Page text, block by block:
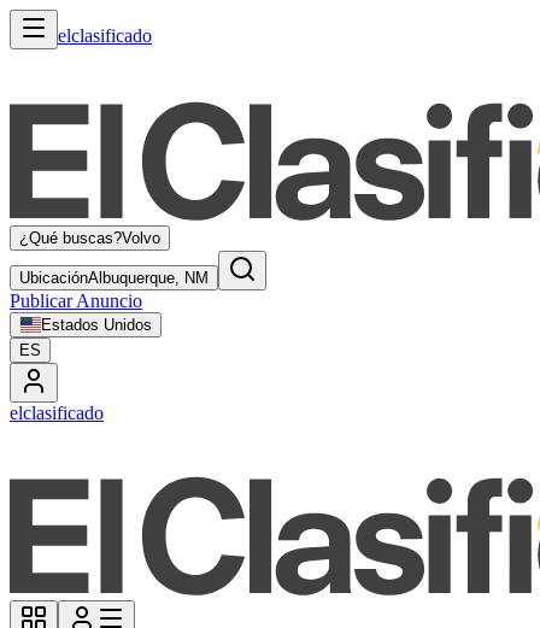
elclasificado
¿Qué buscas?Volvo
UbicaciónAlbuquerque, NM
Publicar Anuncio
Estados Unidos
ES
elclasificado